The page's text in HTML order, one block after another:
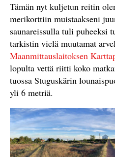
Tämän nyt kuljetun reitin
merikorttiin muistaakseni
saunareissulla tuli puheeksi
tarkistin vielä muutamat
Maanmittauslaitoksen
lopulta vettä riitti koko
tuossa Stuguskärin
yli 6 metriä.